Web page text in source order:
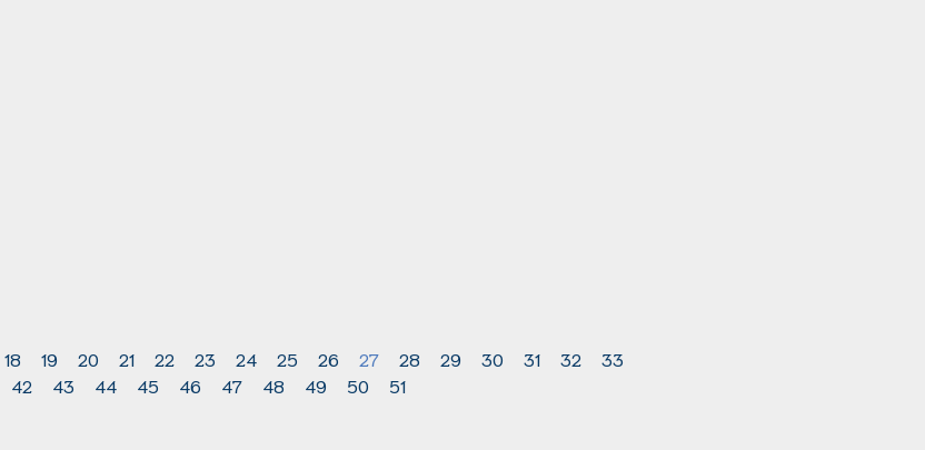
18 19 20 21 22 23 24 25 26 27 28 29 30 31 32
33
42 43 44 45 46 47 48 49 50 51